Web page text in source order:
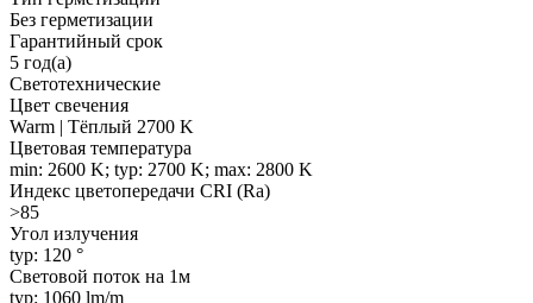
Без герметизации
Гарантийный срок
5 год(а)
Светотехнические
Цвет свечения
Warm | Тёплый 2700 K
Цветовая температура
min: 2600 K; typ: 2700 K; max: 2800 K
Индекс цветопередачи CRI (Ra)
>85
Угол излучения
typ: 120 °
Световой поток на 1м
typ: 1060 lm/m